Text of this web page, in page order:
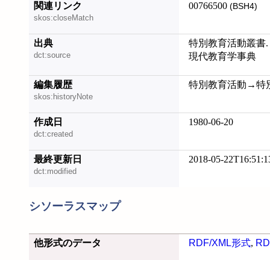
関連リンク
skos:closeMatch
00766500 (BSH4)
出典
dct:source
特別教育活動叢書
現代教育学事典
編集履歴
skos:historyNote
特別教育活動→特
作成日
dct:created
1980-06-20
最終更新日
dct:modified
2018-05-
シソーラスマップ
他形式のデータ RDF/XML形式,